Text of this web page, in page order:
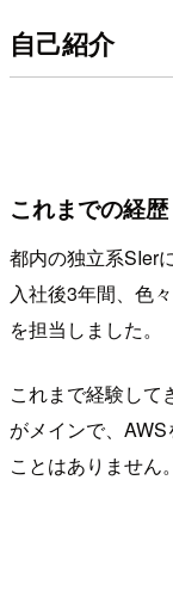
自己紹介
これまでの経歴
都内の独立系SIer
入社後3年間、色
を担当しました。
これまで経験して
がメインで、
ことはありません。